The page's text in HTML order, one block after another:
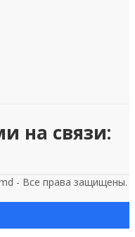
на связи:
- Все права защищены.